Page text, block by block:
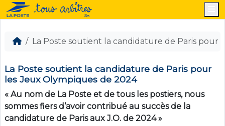
La Poste soutient la candidature de Paris pour
La Poste soutient la candidature de Paris pour
les Jeux Olympiques de 2024
« Au nom de La Poste et de tous les postiers, nous
sommes fiers d’avoir contribué au succès de la
candidature de Paris aux J.O. de 2024 »